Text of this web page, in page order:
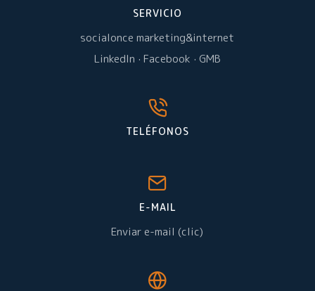
SERVICIO
socialonce marketing&internet
LinkedIn · Facebook · GMB
TELÉFONOS
E-MAIL
Enviar e-mail (clic)